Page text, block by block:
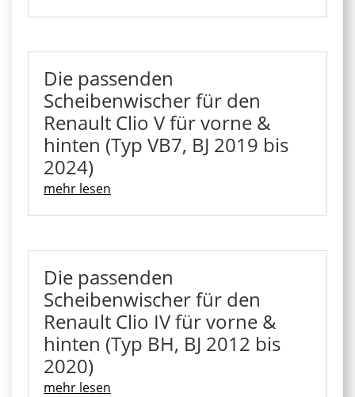
Die passenden
Scheibenwischer für den
Renault Clio V für vorne &
hinten (Typ VB7, BJ 2019 bis
2024)
mehr lesen
Die passenden
Scheibenwischer für den
Renault Clio IV für vorne &
hinten (Typ BH, BJ 2012 bis
2020)
mehr lesen